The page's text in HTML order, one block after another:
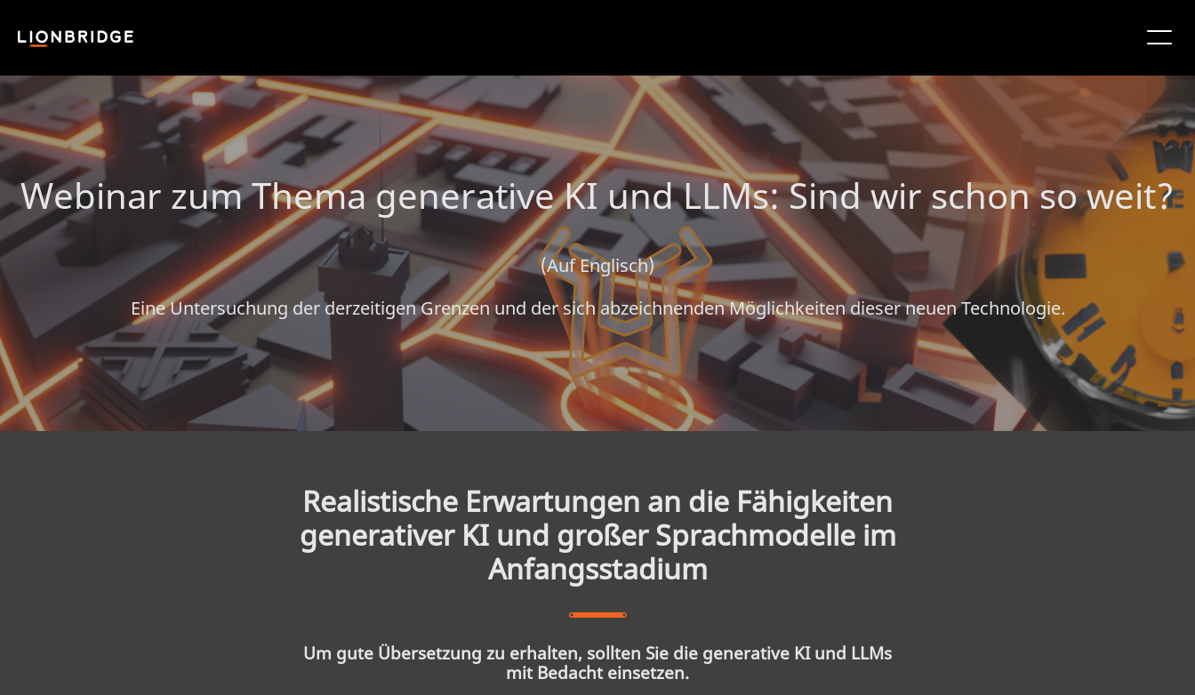
Webinar zum Thema generative KI und LLMs: Sind wir schon so weit?
(Auf Englisch)
Eine Untersuchung der derzeitigen Grenzen und der sich abzeichnenden Möglichkeiten dieser neuen Technologie.
Realistische Erwartungen an die Fähigkeiten
generativer KI und großer Sprachmodelle im
Anfangsstadium
Um gute Übersetzung zu erhalten, sollten Sie die generative KI und LLMs
mit Bedacht einsetzen.